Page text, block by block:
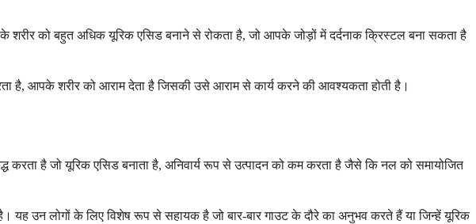
को बहुत अधिक यूरिक एसिड बनाने से रोकता है, जो आपके जोड़ों में दर्दनाक क्रिस्टल बना सकता है
है, आपके शरीर को आराम देता है जिसकी उसे आराम से कार्य करने की आवश्यकता होती है।
है जो यूरिक एसिड बनाता है, अनिवार्य रूप से उत्पादन को कम करता है जैसे कि नल को समायोजित
उन लोगों के लिए विशेष रूप से सहायक है जो बार-बार गाउट के दौरे का अनुभव करते हैं या जिन्हें यूरिक